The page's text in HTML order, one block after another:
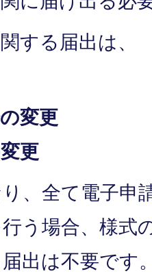
する届出は、
変更
更
、全て電子申
う場合、様式
出は不要です